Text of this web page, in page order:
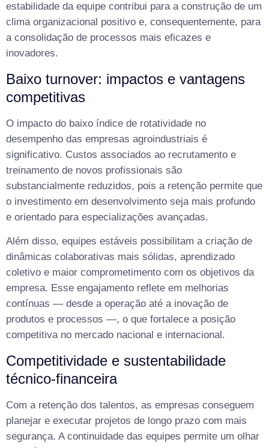
estabilidade da equipe contribui para a construção de um
clima organizacional positivo e, consequentemente, para
a consolidação de processos mais eficazes e
inovadores.
Baixo turnover: impactos e vantagens
competitivas
O impacto do baixo índice de rotatividade no
desempenho das empresas agroindustriais é
significativo. Custos associados ao recrutamento e
treinamento de novos profissionais são
substancialmente reduzidos, pois a retenção permite que
o investimento em desenvolvimento seja mais profundo
e orientado para especializações avançadas.
Além disso, equipes estáveis possibilitam a criação de
dinâmicas colaborativas mais sólidas, aprendizado
coletivo e maior comprometimento com os objetivos da
empresa. Esse engajamento reflete em melhorias
contínuas — desde a operação até a inovação de
produtos e processos —, o que fortalece a posição
competitiva no mercado nacional e internacional.
Competitividade e sustentabilidade
técnico-financeira
Com a retenção dos talentos, as empresas conseguem
planejar e executar projetos de longo prazo com mais
segurança. A continuidade das equipes permite um olhar